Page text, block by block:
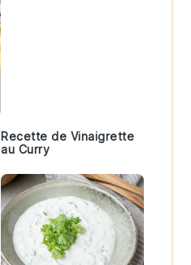
Recette de Vinaigrette
au Curry